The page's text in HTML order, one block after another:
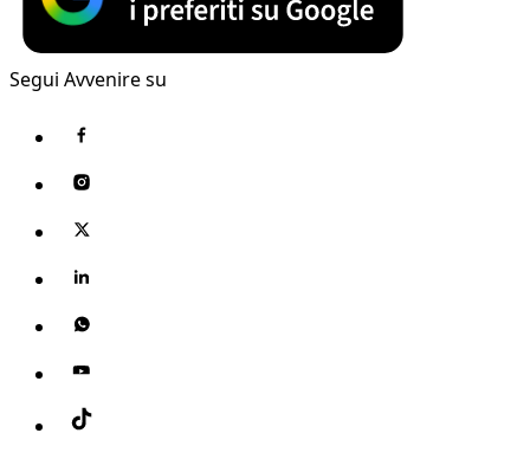
Segui Avvenire su